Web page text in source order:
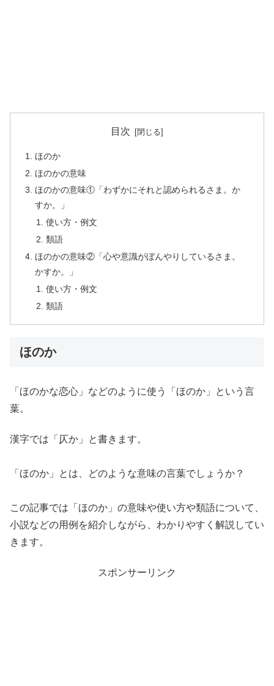
目次
ほのか
ほのかの意味
ほのかの意味①「わずかにそれと認められるさま。か
すか。」
使い方・例文
類語
ほのかの意味②「心や意識がぼんやりしているさま。
かすか。」
使い方・例文
類語
ほのか
「ほのかな恋心」などのように使う「ほのか」という言
葉。
漢字では「仄か」と書きます。
「ほのか」とは、どのような意味の言葉でしょうか？
この記事では「ほのか」の意味や使い方や類語について、
小説などの用例を紹介しながら、わかりやすく解説してい
きます。
スポンサーリンク